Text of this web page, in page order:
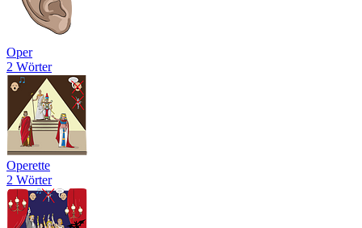
Oper
2 Wörter
Operette
2 Wörter